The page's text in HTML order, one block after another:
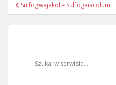
Nawigacja wpisu
Sulfogwajakol – Sulfogaiacolum